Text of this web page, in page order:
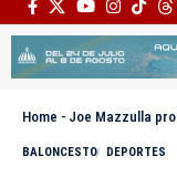
Home - Joe Mazzulla propone una
BALONCESTO DEPORTES